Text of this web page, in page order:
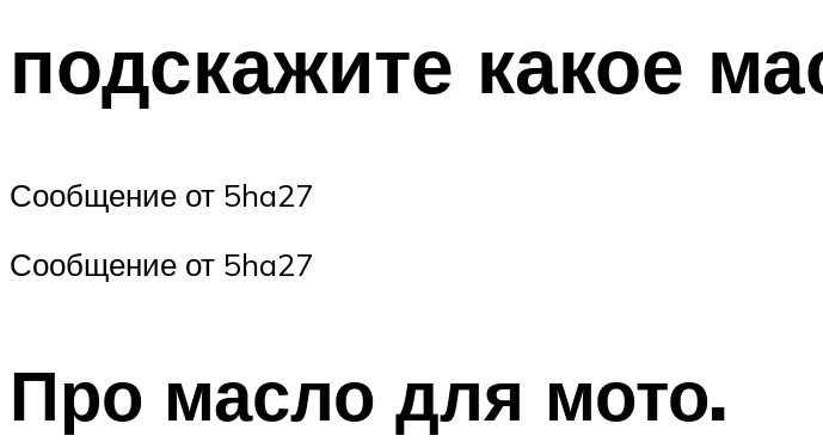
подскажите какое
Сообщение от 5ha27
Сообщение от 5ha27
Про масло для мото.